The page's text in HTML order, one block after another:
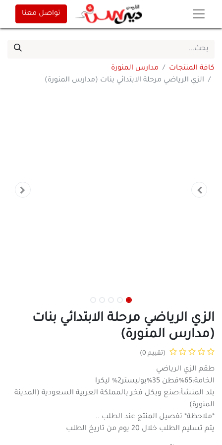
تواصل معنا
كافة المنتجات
مدارس المنورة
الزي الرياضي مرحلة الابتدائي بنات (مدارس المنورة)
الزي الرياضي مرحلة الابتدائي بنات
(مدارس المنورة)
(تقييم 0)
طقم الزي الرياضي
الخامة:65%قطن 35%بوليستر2% ليكرا
بلد المنشأ:صنع وبكل فخر بالمملكة العربية السعودية (المدينة
المنورة)
*ملاحظة* تفصيل المنتج عند الطلب ..
يتم تسليم الطلب خلال 20 يوم من تاريخ الطلب